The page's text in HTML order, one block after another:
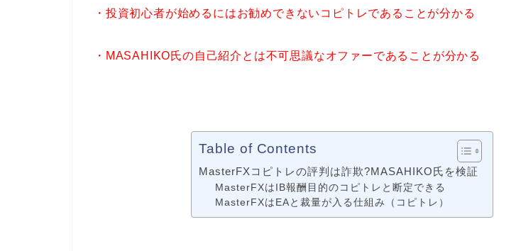
・投資初心者が始めるにはお勧めできないコピトレであることが分かる
・MASAHIKO氏の自己紹介とは不可思議なオファーであることが分かる
Table of Contents
MasterFXコピトレの評判は詐欺?MASAHIKO氏を検証
MasterFXはIB報酬目的のコピトレと断定できる
MasterFXはEAと裁量が入る仕組み（コピトレ）